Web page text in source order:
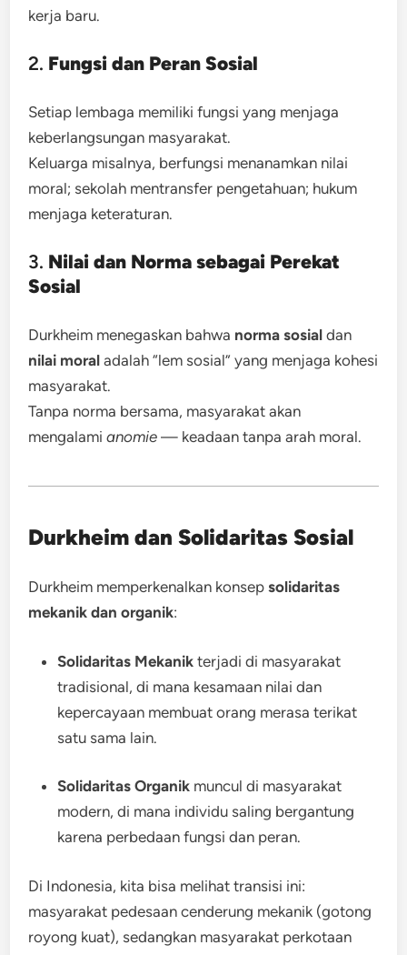
kerja baru.
2. Fungsi dan Peran Sosial
Setiap lembaga memiliki fungsi yang menjaga
keberlangsungan masyarakat.
Keluarga misalnya, berfungsi menanamkan nilai
moral; sekolah mentransfer pengetahuan; hukum
menjaga keteraturan.
3. Nilai dan Norma sebagai Perekat
Sosial
Durkheim menegaskan bahwa norma sosial dan
nilai moral adalah “lem sosial” yang menjaga kohesi
masyarakat.
Tanpa norma bersama, masyarakat akan
mengalamianomie — keadaan tanpa arah moral.
Durkheim dan Solidaritas Sosial
Durkheim memperkenalkan konsepsolidaritas
mekanik dan organik:
Solidaritas Mekanik terjadi di masyarakat
tradisional, di mana kesamaan nilai dan
kepercayaan membuat orang merasa terikat
satu sama lain.
Solidaritas Organik muncul di masyarakat
modern, di mana individu saling bergantung
karena perbedaan fungsi dan peran.
Di Indonesia, kita bisa melihat transisi ini:
masyarakat pedesaan cenderung mekanik (gotong
royong kuat), sedangkan masyarakat perkotaan